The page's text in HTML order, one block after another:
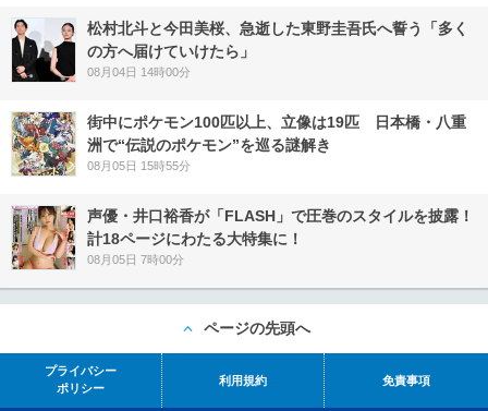
松村北斗と今田美桜、急逝した東野圭吾氏へ誓う「多く
の方へ届けていけたら」
08月04日 14時00分
街中にポケモン100匹以上、立像は19匹 日本橋・八重
洲で“伝説のポケモン”を巡る謎解き
08月05日 15時55分
声優・井口裕香が「FLASH」で圧巻のスタイルを披露！
計18ページにわたる大特集に！
08月05日 7時00分
ページの先頭へ
プライバシー
ポリシー
利用規約 免責事項